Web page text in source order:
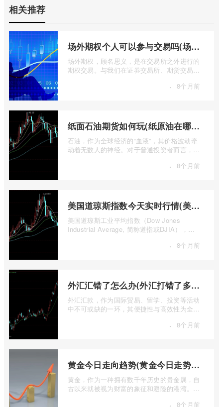
相关推荐
场外期权个人可以参与交易吗(场外个股期权怎样交易)
场外期权，顾名思义，是在交易所之外进行的
期权交易。与我们在证券交易所、期货交易所
· 8个月前
纸面石油期货如何玩(纸原油在哪里交易)
石油，作为全球经济的“血液”，其价格波动牵
动着无数人的神经。对于普通投资者而言，直
· 8个月前
美国道琼斯指数今天实时行情(美国道琼斯指数期货指数实时行情)
美国道琼斯工业平均指数（Dow Jones
Industrial Average, 简称道指或DJIA），无
· 8个月前
外汇汇错了怎么办(外汇打错了多久退回来)
外汇汇款，作为国际贸易、留学、投资等活动
中不可或缺的一环，其便捷性与高效性为全球
· 8个月前
黄金今日走向趋势(黄金今日走势分析建议)
黄金，作为一种拥有数千年历史的贵金属，自
古以来就被视为财富的象征和避险的港湾。在
8个月前